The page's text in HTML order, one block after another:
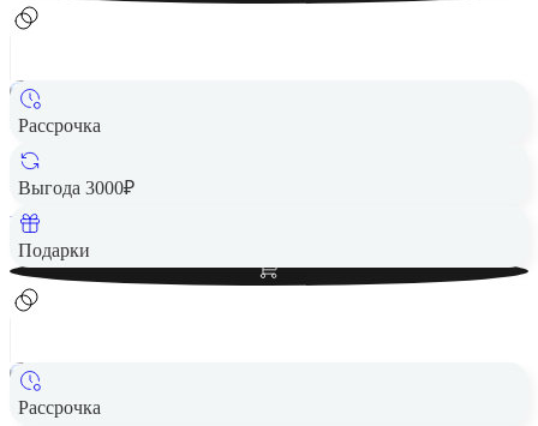
Рассрочка
Выгода 3000₽
Подарки
Смарт-часы HUAWEI Watch GT 5 46mm Blue EU
11 290 ₽
Вернем до
РассрочкаСмарт-часы HONOR Watch 5 Gold (STL-B19)